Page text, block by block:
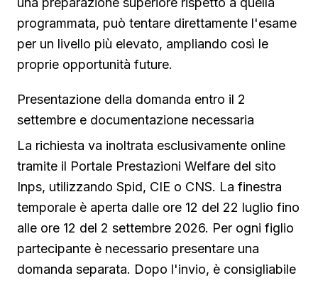
programmata, può tentare direttamente l'esame
per un livello più elevato, ampliando così le
proprie opportunità future.
Presentazione della domanda entro il 2
settembre e documentazione necessaria
La richiesta va inoltrata esclusivamente online
tramite il Portale Prestazioni Welfare del sito
Inps, utilizzando Spid, CIE o CNS. La finestra
temporale è aperta dalle ore 12 del 22 luglio fino
alle ore 12 del 2 settembre 2026. Per ogni figlio
partecipante è necessario presentare una
domanda separata. Dopo l'invio, è consigliabile